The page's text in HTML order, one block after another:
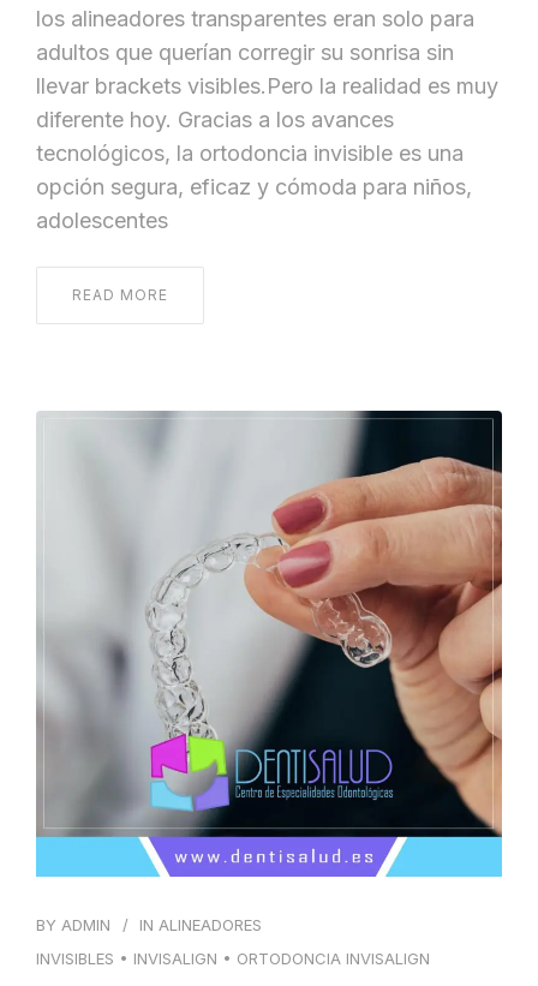
los alineadores transparentes eran solo para
adultos que querían corregir su sonrisa sin
llevar brackets visibles.Pero la realidad es muy
diferente hoy. Gracias a los avances
tecnológicos, la ortodoncia invisible es una
opción segura, eficaz y cómoda para niños,
adolescentes
READ MORE
BY ADMIN IN ALINEADORES
INVISIBLES • INVISALIGN • ORTODONCIA INVISALIGN